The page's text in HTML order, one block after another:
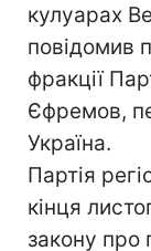
кулуарах
повідомив
фракції
Єфремов,
Україна.
Партія
кінця
закону про